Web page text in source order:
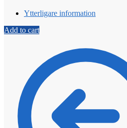
Ytterligare information
Add to cart